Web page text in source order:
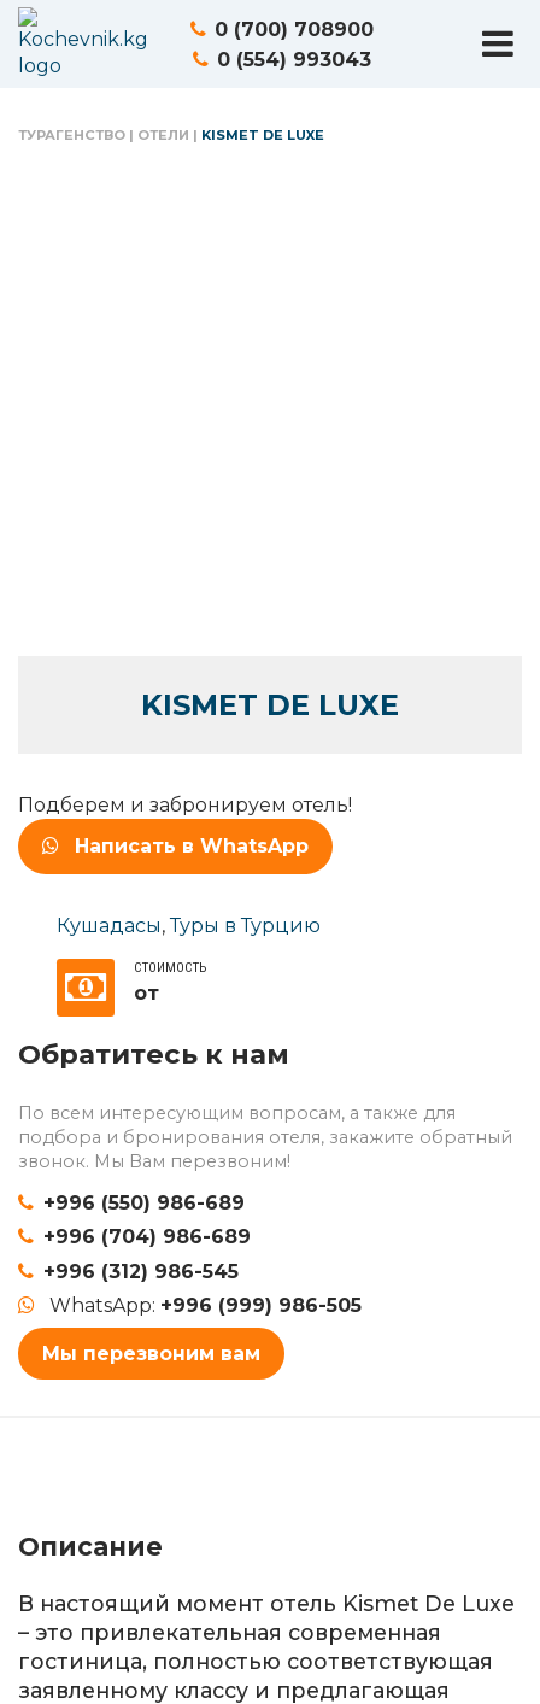
0 (700) 708900
0 (554) 993043
ТУРАГЕНСТВО | ОТЕЛИ | KISMET DE LUXE
KISMET DE LUXE
Подберем и забронируем отель!
Написать в WhatsApp
Кушадасы,Туры в Турцию
СТОИМОСТЬ
от
Обратитесь к нам
По всем интересующим вопросам, а также для
подбора и бронирования отеля, закажите обратный
звонок. Мы Вам перезвоним!
+996 (550) 986-689
+996 (704) 986-689
+996 (312) 986-545
WhatsApp: +996 (999) 986-505
Мы перезвоним вам
Описание
В настоящий момент отель Kismet De Luxe
– это привлекательная современная
гостиница, полностью соответствующая
заявленному классу и предлагающая